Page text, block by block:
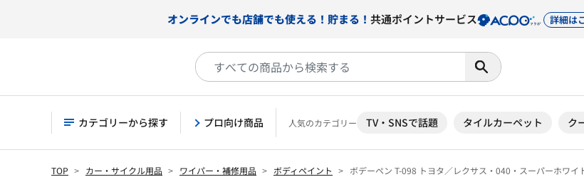
オンラインでも店舗でも使える！貯まる！ 共通ポイントサービス 詳細は
カテゴリーから探す プロ向け商品 人気のカテゴリー TV・SNSで話題 タイルカーペット ク
TOP カー・サイクル用品 ワイパー・補修用品 ボディペイント ボデーペン T-098 トヨタ／レクサス・040・スーパーホワイ